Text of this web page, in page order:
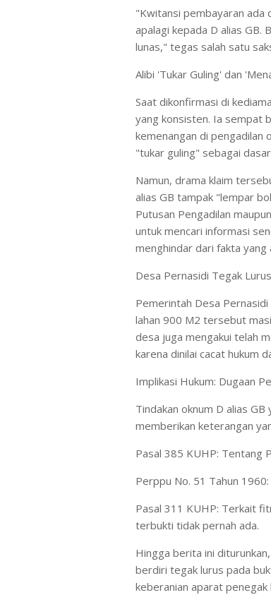
"Kwitansi pembayaran ada
apalagi kepada D alias GB.
lunas," tegas salah satu
Alibi 'Tukar Guling' dan
Saat dikonfirmasi di
yang konsisten. Ia sempat
kemenangan di pengadilan
"tukar guling" sebagai
Namun, drama klaim
alias GB tampak "lempar
Putusan Pengadilan
untuk mencari informasi
menghindar dari fakta yang
Desa Pernasidi Tegak
Pemerintah Desa
lahan 900 M2 tersebut
desa juga mengakui telah
karena dinilai cacat hukum
​Implikasi Hukum: Dugaan
Tindakan oknum D alias
memberikan keterangan
Pasal 385 KUHP: Tentang
Perppu No. 51 Tahun
Pasal 311 KUHP: Terkait
terbukti tidak pernah ada.
Hingga berita ini
berdiri tegak lurus pada
keberanian aparat